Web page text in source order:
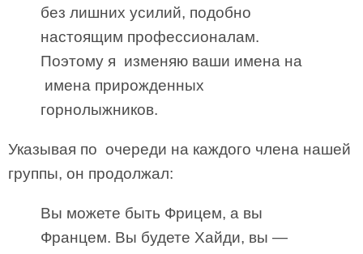
без лишних усилий, подобно
настоящим профессионалам.
Поэтому я изменяю ваши имена на
имена прирожденных
горнолыжников.
Указывая по очереди на каждого члена нашей
группы, он продолжал:
Вы можете быть Фрицем, а вы
Францем. Вы будете Хайди, вы —